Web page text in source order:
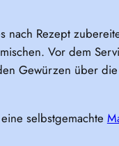
nach Rezept
Vor dem
Gewürzen über die
selbstgemachte